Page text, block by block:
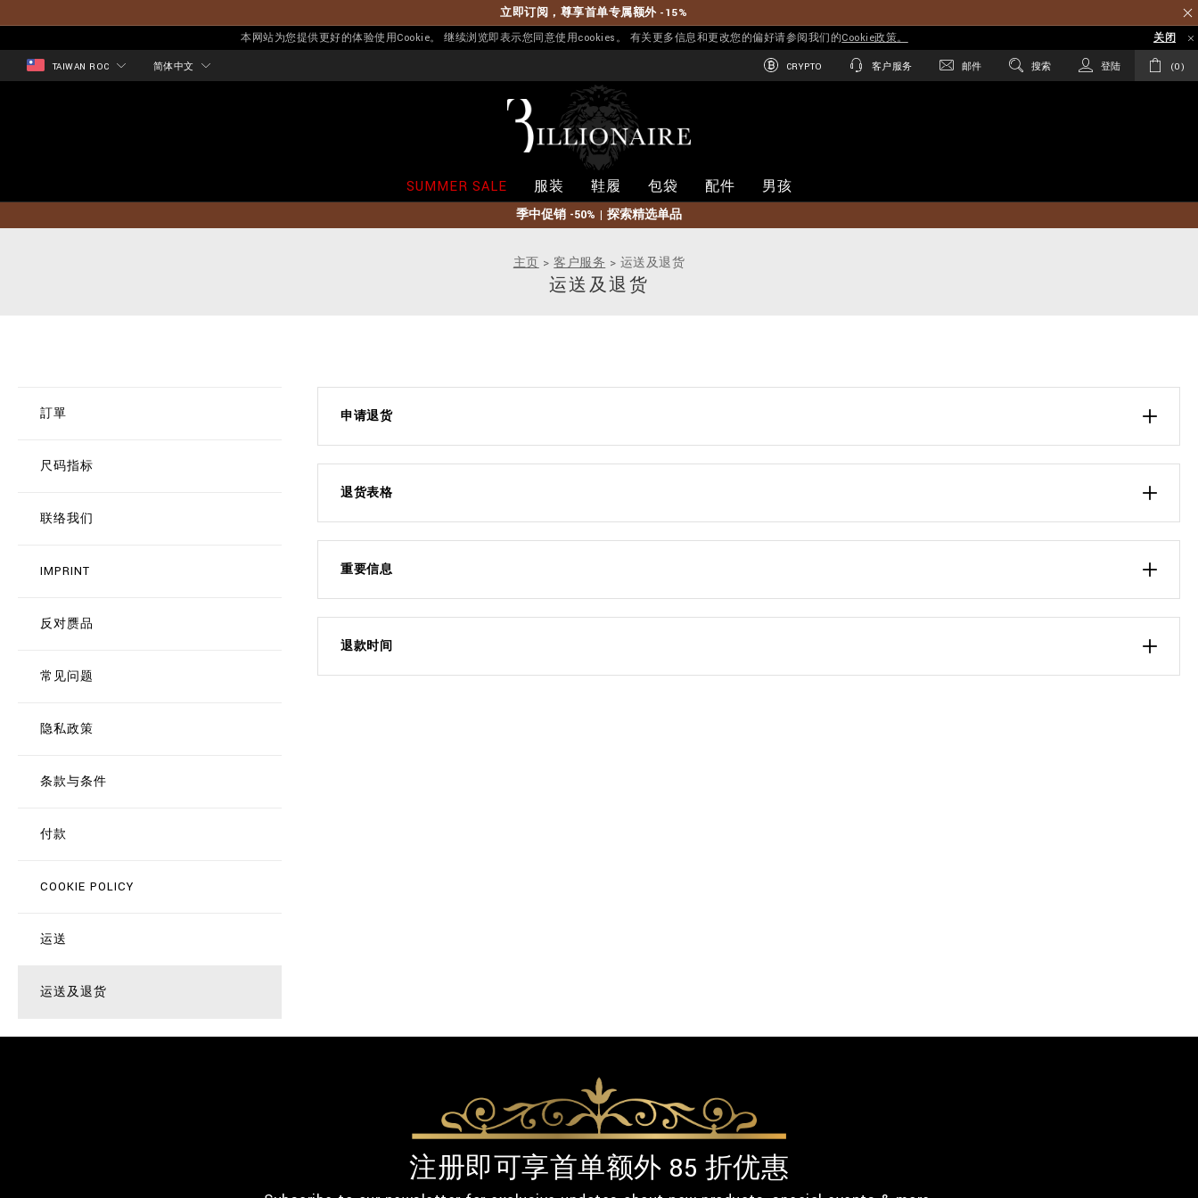
立即订阅，尊享首单专属额外 -15%
本网站为您提供更好的体验使用Cookie。 继续浏览即表示您同意使用cookies。 有关更多信息和更改您的偏好请参阅我们的Cookie政策。 关闭
TAIWAN ROC 简体中文 CRYPTO 客户服务 邮件 搜索 登陆 0
l
n
SUMMER SALE 服装 鞋履 包袋 配件 男孩
季中促销 -50% | 探索精选单品
主页 客户服务 运送及退货
运送及退货
訂單
尺码指标
联络我们
IMPRINT
反对赝品
常见问题
隐私政策
条款与条件
付款
COOKIE POLICY
运送
运送及退货
申请退货
退货表格
重要信息
退款时间
注册即可享首单额外 85 折优惠